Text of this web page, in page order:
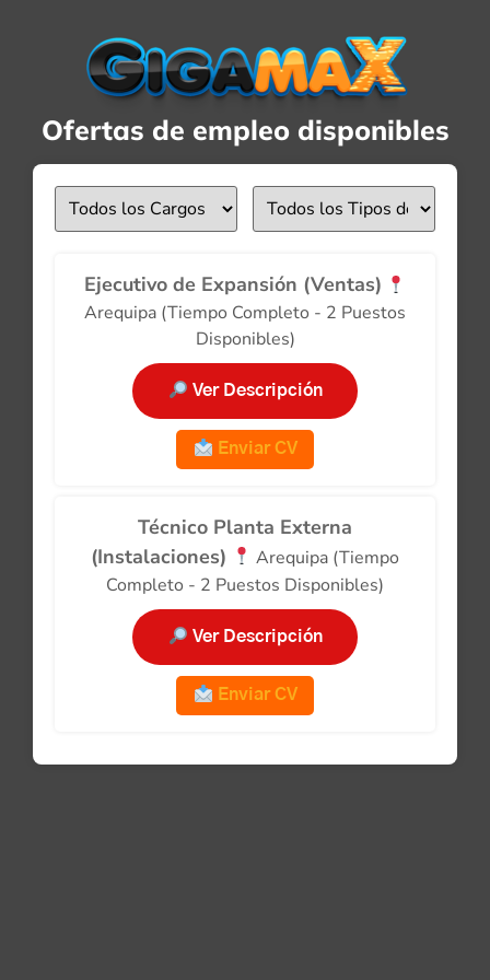
Ofertas de empleo disponibles
Ejecutivo de Expansión (Ventas)
Arequipa (Tiempo Completo - 2 Puestos
Disponibles)
Ver Descripción
Enviar CV
Técnico Planta Externa
(Instalaciones)
Arequipa (Tiempo
Completo - 2 Puestos Disponibles)
Ver Descripción
Enviar CV